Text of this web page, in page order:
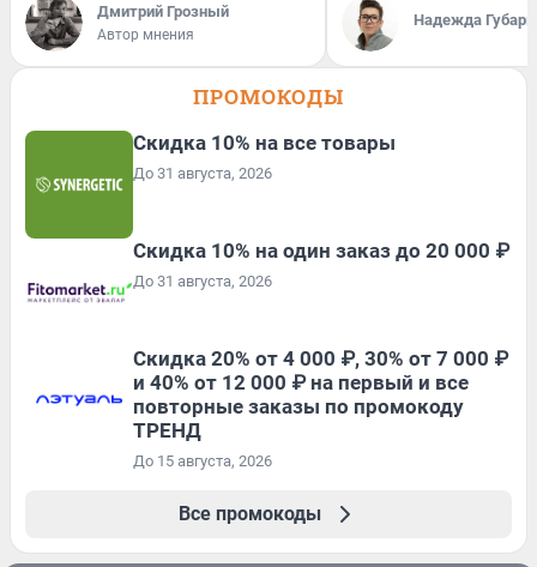
Дмитрий Грозный
Автор мнения
Надежда Губарь
ПРОМОКОДЫ
Скидка 10% на все товары
До 31 августа, 2026
Скидка 10% на один заказ до 20 000 ₽
До 31 августа, 2026
Скидка 20% от 4 000 ₽, 30% от 7 000 ₽
и 40% от 12 000 ₽ на первый и все
повторные заказы по промокоду
ТРЕНД
До 15 августа, 2026
Все промокоды